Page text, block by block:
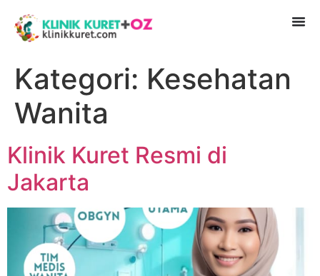
Kategori: Kesehatan
Wanita
Klinik Kuret Resmi di
Jakarta